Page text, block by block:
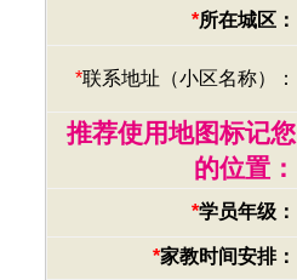
*所在城区：
*联系地址（小区名称）：
推荐使用地图标记您
的位置：
*学员年级：
*家教时间安排：